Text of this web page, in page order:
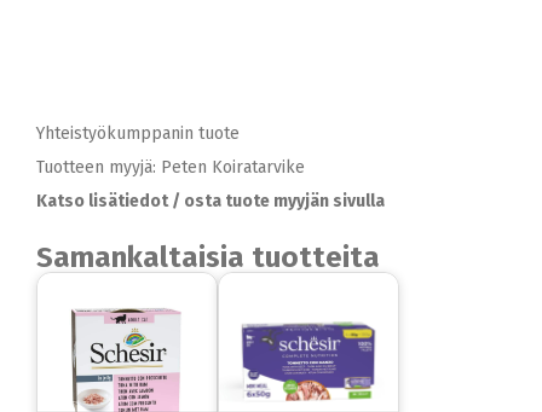
Yhteistyökumppanin tuote
Tuotteen myyjä: Peten Koiratarvike
Katso lisätiedot / osta tuote myyjän sivulla
Samankaltaisia tuotteita